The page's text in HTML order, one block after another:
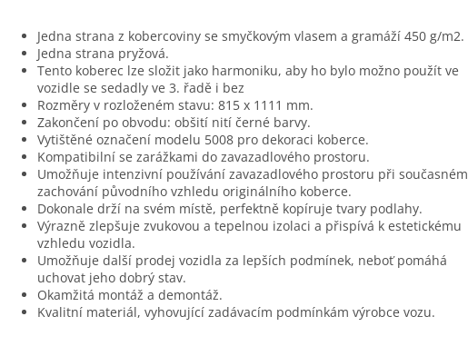
Jedna strana z kobercoviny se smyčkovým vlasem a gramáží 450 g/m2.
Jedna strana pryžová.
Tento koberec lze složit jako harmoniku, aby ho bylo možno použít ve
vozidle se sedadly ve 3. řadě i bez
Rozměry v rozloženém stavu: 815 x 1111 mm.
Zakončení po obvodu: obšití nití černé barvy.
Vytištěné označení modelu 5008 pro dekoraci koberce.
Kompatibilní se zarážkami do zavazadlového prostoru.
Umožňuje intenzivní používání zavazadlového prostoru při současném
zachování původního vzhledu originálního koberce.
Dokonale drží na svém místě, perfektně kopíruje tvary podlahy.
Výrazně zlepšuje zvukovou a tepelnou izolaci a přispívá k estetickému
vzhledu vozidla.
Umožňuje další prodej vozidla za lepších podmínek, neboť pomáhá
uchovat jeho dobrý stav.
Okamžitá montáž a demontáž.
Kvalitní materiál, vyhovující zadávacím podmínkám výrobce vozu.